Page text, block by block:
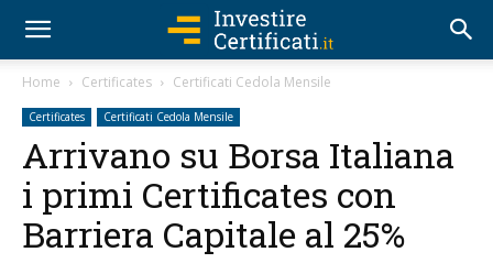
Home Certificates Certificati Cedola Mensile
Certificates Certificati Cedola Mensile
Arrivano su Borsa Italiana
i primi Certificates con
Barriera Capitale al 25%